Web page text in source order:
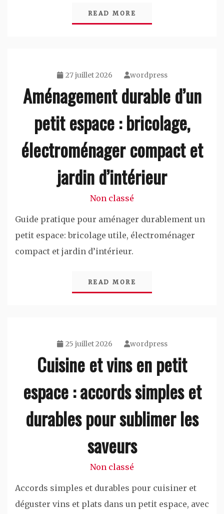
READ MORE
27 juillet 2026 wordpress
Aménagement durable d’un
petit espace : bricolage,
électroménager compact et
jardin d’intérieur
Non classé
Guide pratique pour aménager durablement un
petit espace: bricolage utile, électroménager
compact et jardin d’intérieur.
READ MORE
25 juillet 2026 wordpress
Cuisine et vins en petit
espace : accords simples et
durables pour sublimer les
saveurs
Non classé
Accords simples et durables pour cuisiner et
déguster vins et plats dans un petit espace, avec